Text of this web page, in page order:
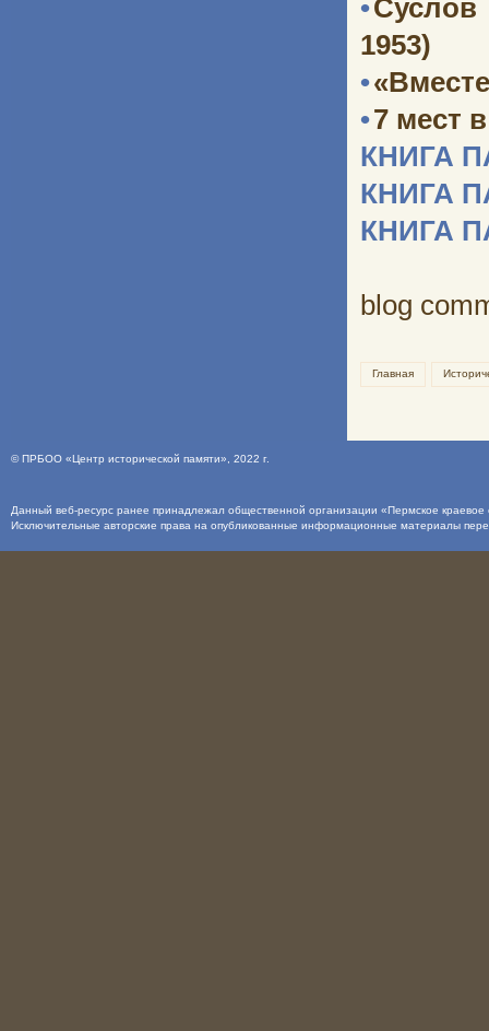
•
1953)
•
•7 мест
КНИГА
КНИГА
КНИГА
blog
Главная
©ПРБОО «Центр исторической памяти» , 2022 г.
Данный веб-ресурс ранее принадлежал общественной организации «Пермское
Исключительные авторские права на опубликованные информационные материалы